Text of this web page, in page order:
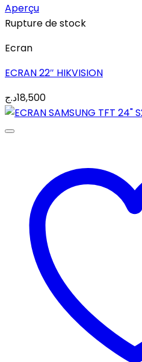
Aperçu
Rupture de stock
Ecran
ECRAN 22″ HIKVISION
18,500د.ج